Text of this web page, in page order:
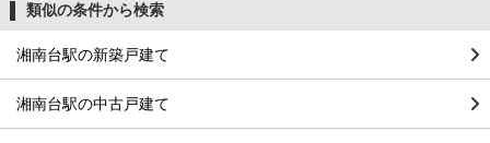
類似の条件から検索
湘南台駅の新築戸建て
湘南台駅の中古戸建て